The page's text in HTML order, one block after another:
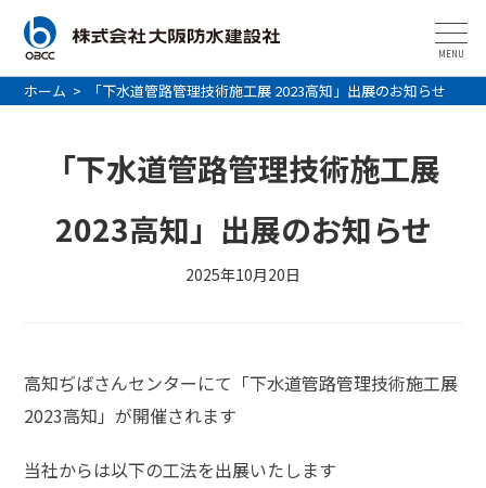
MENU
ホーム > 「下水道管路管理技術施工展 2023高知」出展のお知らせ
「下水道管路管理技術施工展
2023高知」出展のお知らせ
2025年10月20日
高知ぢばさんセンターにて「下水道管路管理技術施工展
2023高知」が開催されます
当社からは以下の工法を出展いたします